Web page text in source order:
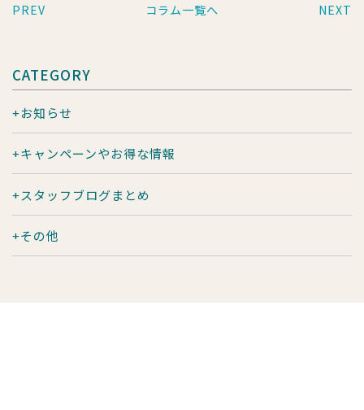
PREV コラム一覧へ NEXT
CATEGORY
お知らせ
キャンペーンやお得な情報
スタッフブログまとめ
その他